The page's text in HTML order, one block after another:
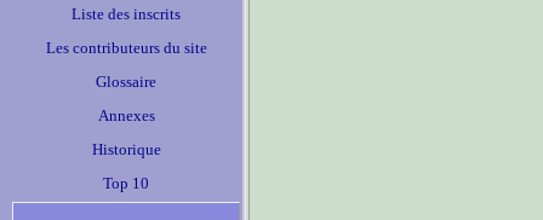
Liste des inscrits
Les contributeurs du site
Glossaire
Annexes
Historique
Top 10